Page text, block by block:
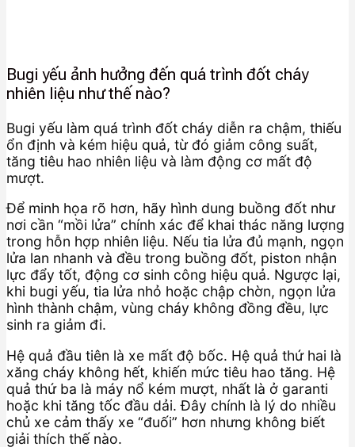
Bugi yếu ảnh hưởng đến quá trình đốt cháy
nhiên liệu như thế nào?
Bugi yếu làm quá trình đốt cháy diễn ra chậm, thiếu
ổn định và kém hiệu quả, từ đó giảm công suất,
tăng tiêu hao nhiên liệu và làm động cơ mất độ
mượt.
Để minh họa rõ hơn, hãy hình dung buồng đốt như
nơi cần “mồi lửa” chính xác để khai thác năng lượng
trong hỗn hợp nhiên liệu. Nếu tia lửa đủ mạnh, ngọn
lửa lan nhanh và đều trong buồng đốt, piston nhận
lực đẩy tốt, động cơ sinh công hiệu quả. Ngược lại,
khi bugi yếu, tia lửa nhỏ hoặc chập chờn, ngọn lửa
hình thành chậm, vùng cháy không đồng đều, lực
sinh ra giảm đi.
Hệ quả đầu tiên là xe mất độ bốc. Hệ quả thứ hai là
xăng cháy không hết, khiến mức tiêu hao tăng. Hệ
quả thứ ba là máy nổ kém mượt, nhất là ở garanti
hoặc khi tăng tốc đầu dải. Đây chính là lý do nhiều
chủ xe cảm thấy xe “đuối” hơn nhưng không biết
giải thích thế nào.